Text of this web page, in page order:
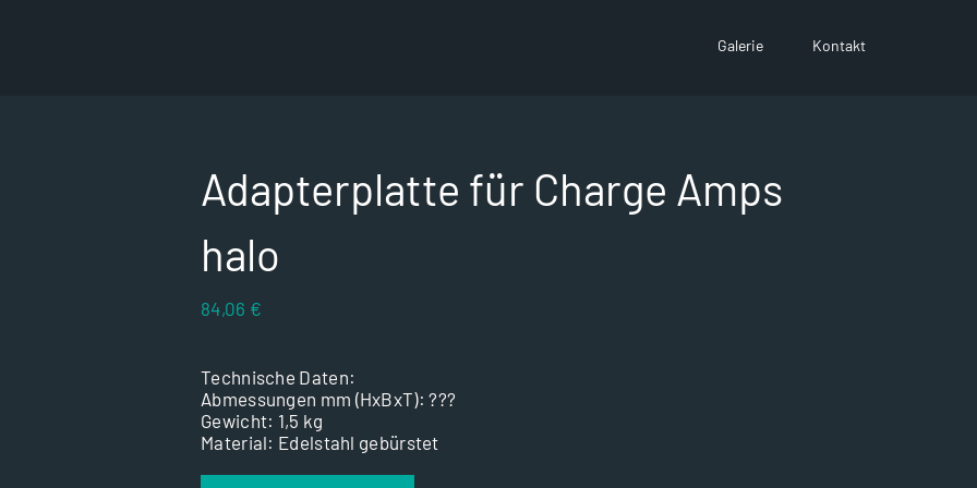
Galerie Kontakt
Adapterplatte für Charge Amps
halo
84,06 €
Technische Daten:
Abmessungen mm (HxBxT): ???
Gewicht: 1,5 kg
Material: Edelstahl gebürstet